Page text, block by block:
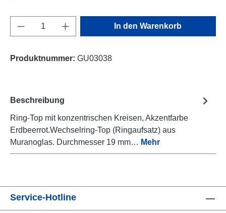
Produkt Anzahl: Gib den gewünschten
In den Warenkorb
Produktnummer: GU03038
Beschreibung
Ring-Top mit konzentrischen Kreisen, Akzentfarbe
Erdbeerrot.Wechselring-Top (Ringaufsatz) aus
Muranoglas. Durchmesser 19 mm… Mehr
Service-Hotline